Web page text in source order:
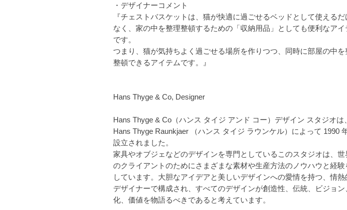
・デザイナーコメント
『チェストバスケットは、猫が快適に過ごせるベッドとして使えるだ
なく、家の中を整理整頓するための「収納用品」としても便利なアイ
です。
つまり、猫が気持ちよく過ごせる場所を作りつつ、同時に部屋の中を
整頓できるアイテムです。』
Hans Thyge & Co, Designer
Hans Thyge & Co（ハンス タイジ アンド コー）デザイン スタジオは、
Hans Thyge Raunkjaer （ハンス タイジ ラウンケル）によって 1990
設立されました。
家具やオブジェなどのデザインを専門としているこのスタジオは、世
のクライアントのためにさまざまな素材や生産方法のノウハウと経験
しています。大胆なアイデアと美しいデザインへの愛情を持つ、情熱
デザイナーで構成され、すべてのデザインが創造性、伝統、ビジョン
化、価値を物語るべきであると考えています。